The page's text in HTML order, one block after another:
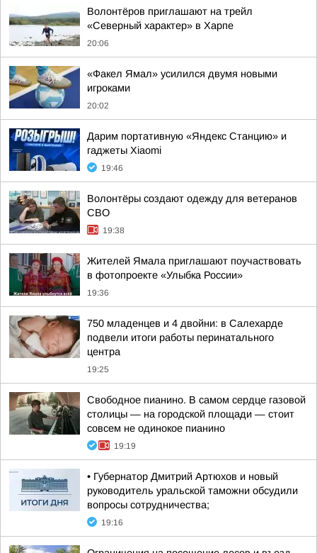
Волонтёров приглашают на трейл
«Северный характер» в Харпе
20:06
«Факел Ямал» усилился двумя новыми
игроками
20:02
Дарим портативную «Яндекс Станцию» и
гаджеты Xiaomi
19:46
Волонтёры создают одежду для ветеранов
СВО
19:38
Жителей Ямала приглашают поучаствовать
в фотопроекте «Улыбка России»
19:36
750 младенцев и 4 двойни: в Салехарде
подвели итоги работы перинатального
центра
19:25
Свободное пианино. В самом сердце газовой
столицы — на городской площади — стоит
совсем не одинокое пианино
19:19
• Губернатор Дмитрий Артюхов и новый
руководитель уральской таможни обсудили
вопросы сотрудничества;
19:16